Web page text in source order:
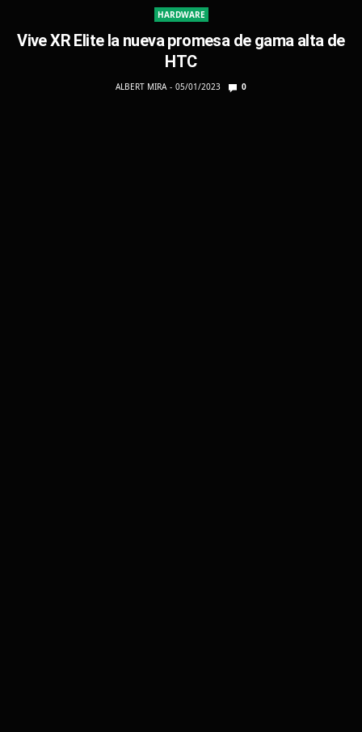
HARDWARE
Vive XR Elite la nueva promesa de gama alta de
HTC
ALBERT MIRA 05/01/2023 0